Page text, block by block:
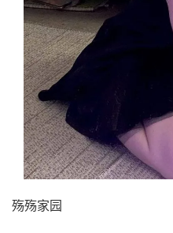
殇殇家园